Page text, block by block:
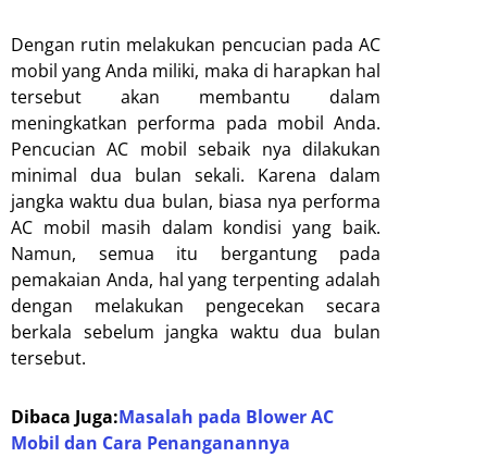
Dengan rutin melakukan pencucian pada AC
mobil yang Anda miliki, maka di harapkan hal
tersebut akan membantu dalam
meningkatkan performa pada mobil Anda.
Pencucian AC mobil sebaik nya dilakukan
minimal dua bulan sekali. Karena dalam
jangka waktu dua bulan, biasa nya performa
AC mobil masih dalam kondisi yang baik.
Namun, semua itu bergantung pada
pemakaian Anda, hal yang terpenting adalah
dengan melakukan pengecekan secara
berkala sebelum jangka waktu dua bulan
tersebut.
Dibaca Juga:Masalah pada Blower AC
Mobil dan Cara Penanganannya